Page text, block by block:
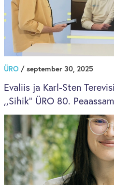
ÜRO / september 30, 2025
Evaliis ja Karl-Sten
,,Sihik" ÜRO 80.